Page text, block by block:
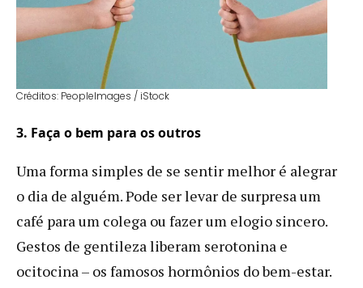
Créditos: PeopleImages / iStock
3. Faça o bem para os outros
Uma forma simples de se sentir melhor é alegrar
o dia de alguém. Pode ser levar de surpresa um
café para um colega ou fazer um elogio sincero.
Gestos de gentileza liberam serotonina e
ocitocina – os famosos hormônios do bem-estar.